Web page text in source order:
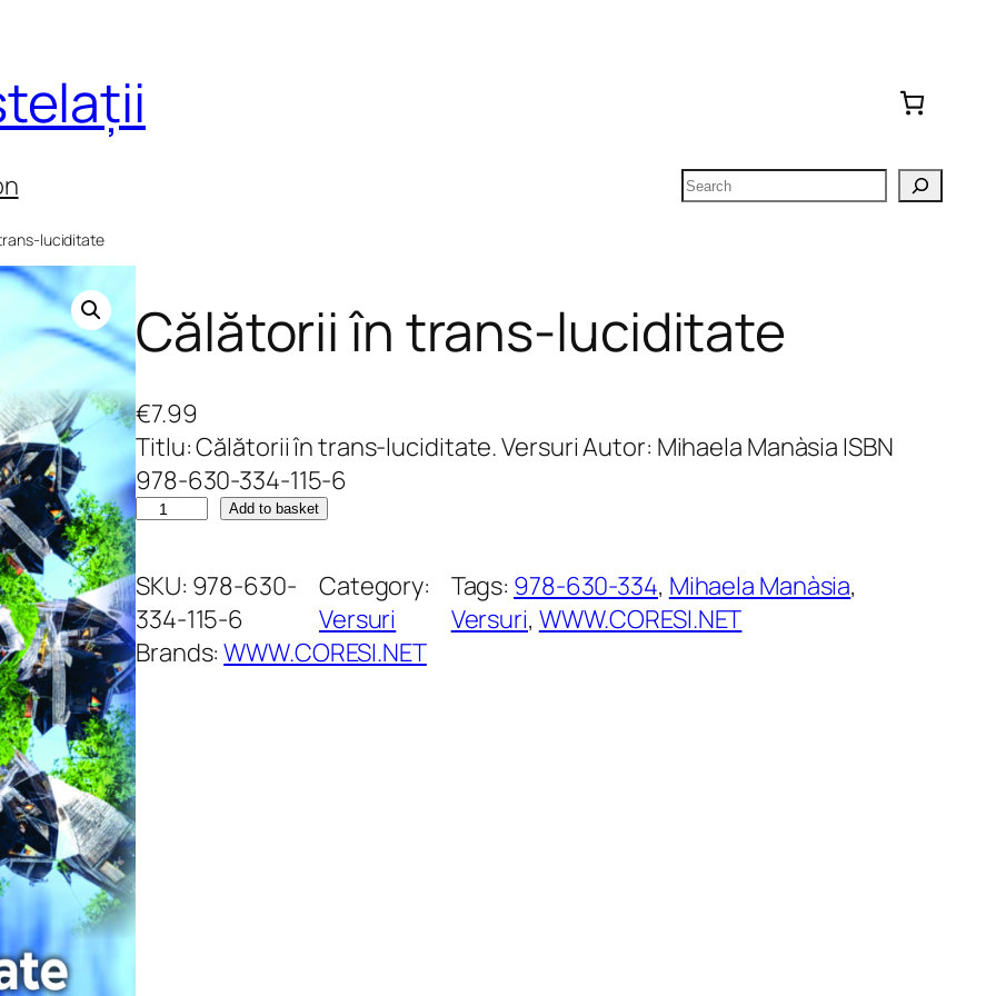
Search
luciditate
Călătorii în trans-luciditate
€7.99
Titlu: Călătorii în trans-luciditate. Versuri Autor: Mihaela Manàsia ISBN
978-630-334-115-6
C
ă
l
ă
t
o
r
i
i
n
t
r
Add to basket
SKU: 978-630-
334-115-6
Category:
Versuri
Tags: 978-630-334, Mihaela Manàsia
Versuri, WWW.CORESI.NET
Brands:WWW.CORESI.NET